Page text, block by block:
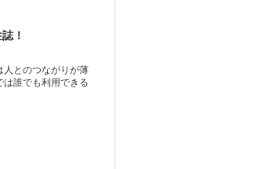
！
人とのつながりが薄
誰でも利用できる